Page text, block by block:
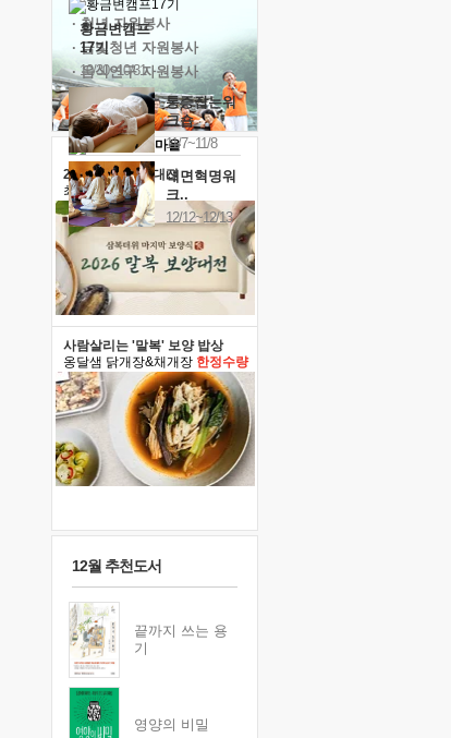
황금변캠프
17기
10/30~10/31
통증잡는워
크숍
11/7~11/8
내면혁명워
크..
12/12~12/13
· 청년 자원봉사
· 금빛청년 자원봉사
· 음식연구 자원봉사
2026 말복 보양대전
최대74%할인
사람살리는 '말복' 보양 밥상
옹달샘 닭개장&채개장 한정수량
12월 추천도서
끝까지 쓰는 용
기
영양의 비밀